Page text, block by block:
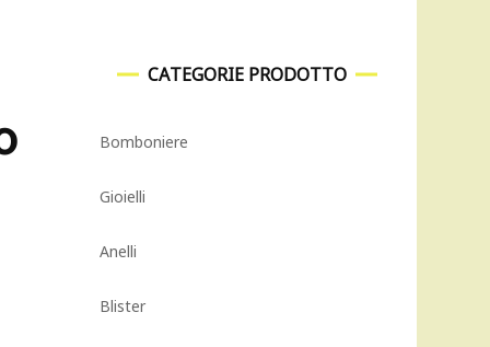
CATEGORIE PRODOTTO
Bomboniere
Gioielli
Anelli
Blister